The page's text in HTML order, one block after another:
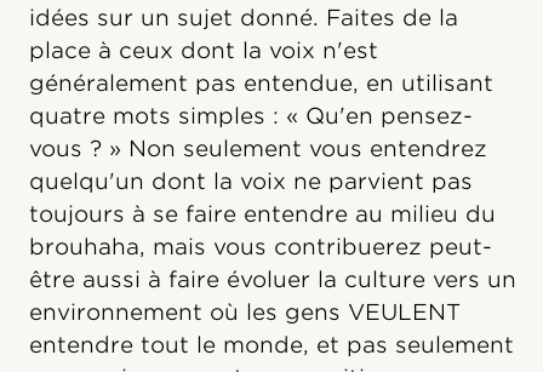
idées sur un sujet donné. Faites de la
place à ceux dont la voix n'est
généralement pas entendue, en utilisant
quatre mots simples : « Qu'en pensez-
vous ? » Non seulement vous entendrez
quelqu'un dont la voix ne parvient pas
toujours à se faire entendre au milieu du
brouhaha, mais vous contribuerez peut-
être aussi à faire évoluer la culture vers un
environnement où les gens VEULENT
entendre tout le monde, et pas seulement